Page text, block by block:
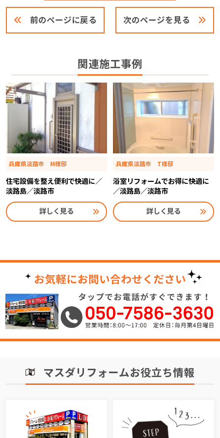
前のページに戻る 次のページを見る
関連施工事例
兵庫県淡路市 M様邸
住宅設備を整え便利で快適に／
淡路島／淡路市
詳しく見る
兵庫県淡路市 T様邸
浴室リフォームでお得に快適に
／淡路島／淡路市
詳しく見る
マスダリフォームお役立ち情報